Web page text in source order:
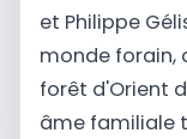
et Philippe
monde forain,
forêt d'Orient
âme familiale